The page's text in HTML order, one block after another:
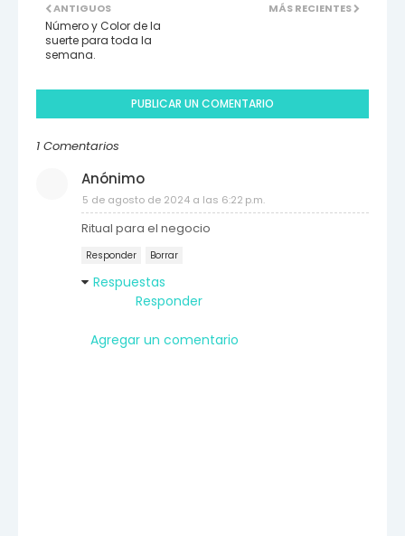
MÁS RECIENTES
ANTIGUOS
Número y Color de la
suerte para toda la
semana.
PUBLICAR UN COMENTARIO
1 Comentarios
Anónimo
5 de agosto de 2024 a las 6:22 p.m.
Ritual para el negocio
Responder Borrar
Respuestas
Responder
Agregar un comentario